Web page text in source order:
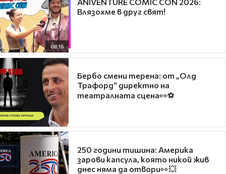
08:16
Влязохме в друг свят!
Бербо смени терена: от „Олд
Трафорд“ директно на
театралната сцена👀⚽
250 години тишина: Америка
зарови капсула, която никой жив
днес няма да отвори👀💥